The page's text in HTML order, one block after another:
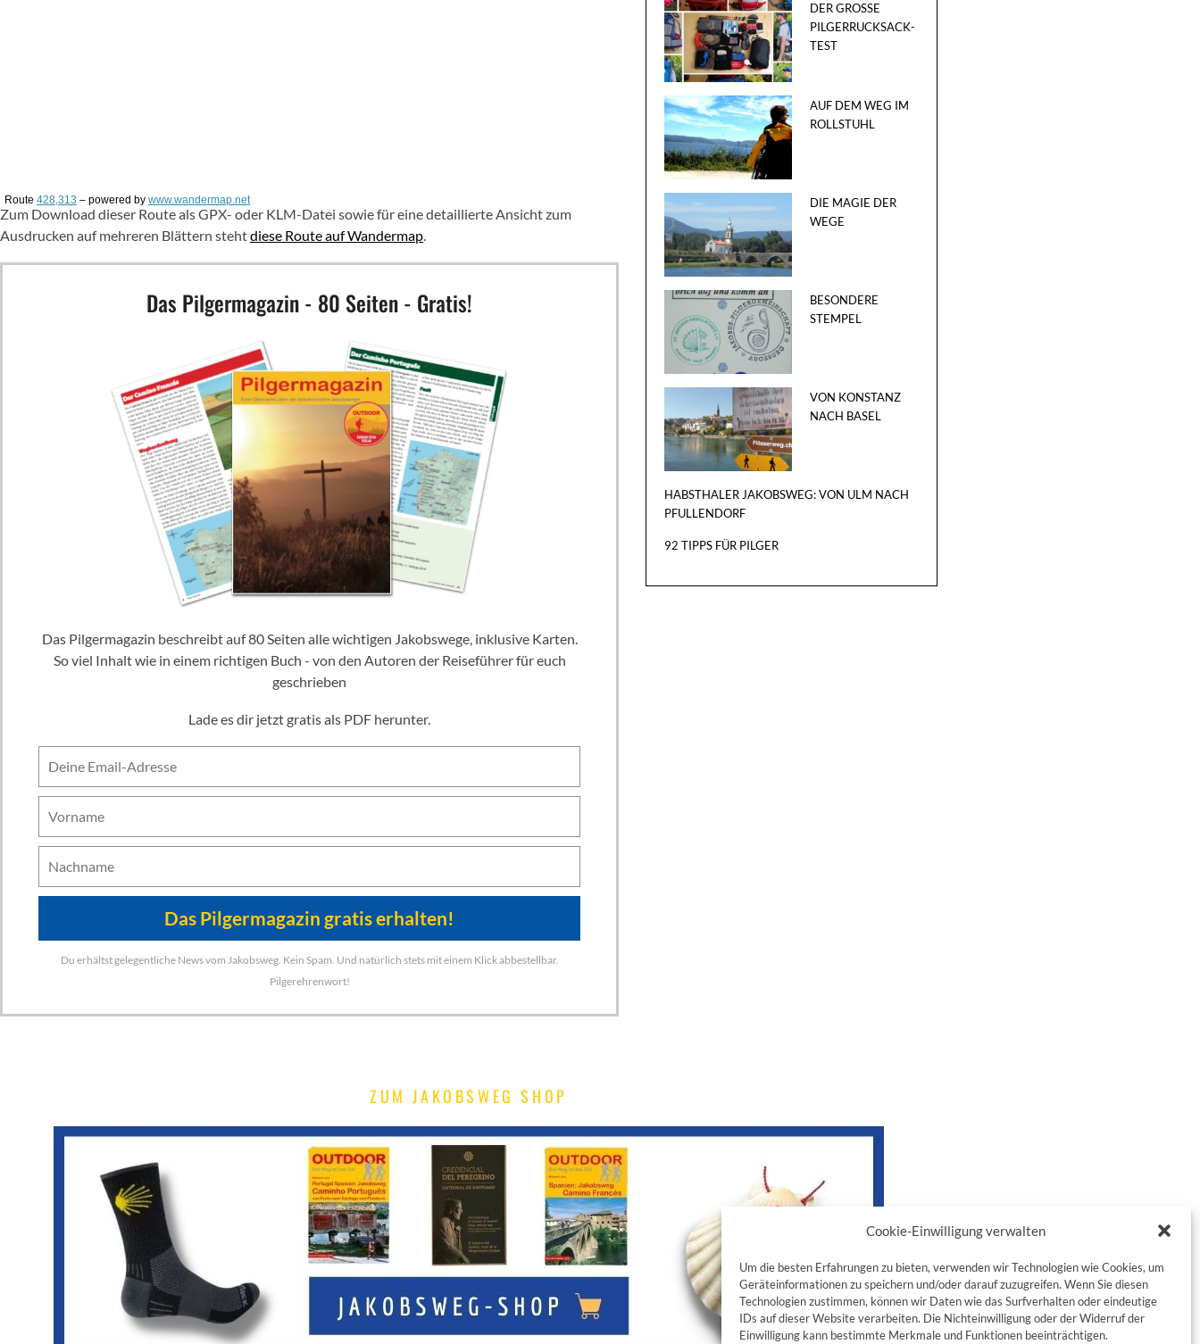
Cookie-Einwilligung verwalten
Um die besten Erfahrungen zu bieten, verwenden wir Technologien wie Cookies, um
Geräteinformationen zu speichern und/oder darauf zuzugreifen. Wenn Sie diesen
Technologien zustimmen, können wir Daten wie das Surfverhalten oder eindeutige
IDs auf dieser Website verarbeiten. Die Nichteinwilligung oder der Widerruf der
Einwilligung kann bestimmte Merkmale und Funktionen beeinträchtigen.
Route 428,313 – powered by www.wandermap.net
Zum Download dieser Route als GPX- oder KLM-Datei sowie für eine detaillierte Ansicht zum
Ausdrucken auf mehreren Blättern stehtdiese Route auf Wandermap.
Das Pilgermagazin - 80 Seiten - Gratis!
Das Pilgermagazin beschreibt auf 80 Seiten alle wichtigen Jakobswege, inklusive Karten.
So viel Inhalt wie in einem richtigen Buch - von den Autoren der Reiseführer für euch
geschrieben
Lade es dir jetzt gratis als PDF herunter.
Du erhältst gelegentliche News vom Jakobsweg. Kein Spam. Und natürlich stets mit einem Klick abbestellbar.
Pilgerehrenwort!
DER GROSSE P
ILGERRUCKSACK-T
EST
AUF DEM WEG IM
ROLLSTUHL
DIE MAGIE DER
WEGE
BESONDERE
STEMPEL
VON KONSTANZ
NACH BASEL
HABSTHALER JAKOBSWEG: VON ULM NACH
PFULLENDORF
92 TIPPS FÜR PILGER
ZUM JAKOBSWEG SHOP